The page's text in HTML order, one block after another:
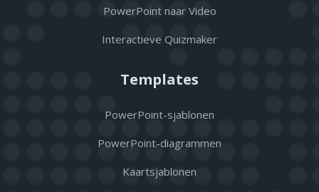
PowerPoint naar Video
Interactieve Quizmaker
Templates
PowerPoint-sjablonen
PowerPoint-diagrammen
Kaartsjablonen